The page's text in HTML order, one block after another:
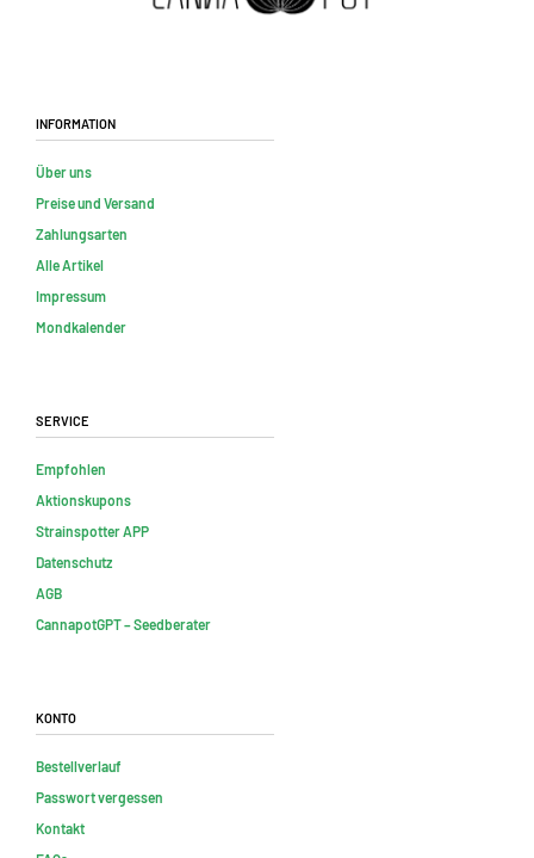
Information
Über uns
Preise und Versand
Zahlungsarten
Alle Artikel
Impressum
Mondkalender
Service
Empfohlen
Aktionskupons
Strainspotter APP
Datenschutz
AGB
CannapotGPT – Seedberater
Konto
Bestellverlauf
Passwort vergessen
Kontakt